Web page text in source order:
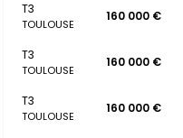
T3
TOULOUSE
160 000 €
T3
TOULOUSE
160 000 €
T3
TOULOUSE
160 000 €